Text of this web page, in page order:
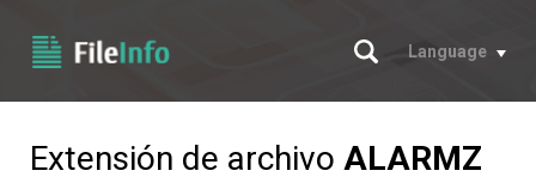
Buscar
Language
Extensión de archivo ALARMZ